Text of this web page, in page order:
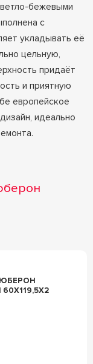
бежевыми
с
укладывать её
цельную,
придаёт
и приятную
европейское
идеально